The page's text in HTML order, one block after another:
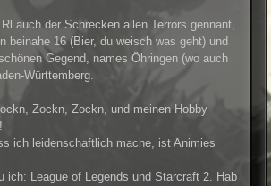
auch der Schrecken allen Terrors gennant,
beinahe 16 (Bier, du weisch was geht) und
Gegend, names Öhringen (wo auch
Württemberg.
Zockn, Zockn, und meinen Hobby
ich leidenschaftlich mache, ist Animies
ich: League of Legends und Starcraft 2. Hab